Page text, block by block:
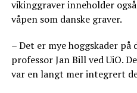
vikinggraver inneholder
våpen som danske graver.
– Det er mye hoggskader på
professor Jan Bill ved UiO.
var en langt mer integrert